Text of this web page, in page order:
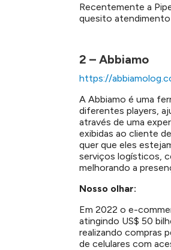
Recentemente a
quesito atendimento
2 – Abbiamo
https://
A Abbiamo é uma
diferentes players,
através de uma
exibidas ao cliente
quer que eles
serviços logísticos,
melhorando a
Nosso olhar:
Em 2022 o e-
atingindo US$ 50
realizando compras
de celulares com